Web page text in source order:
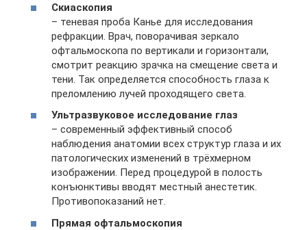
Скиаскопия
– теневая проба Канье для исследования
рефракции. Врач, поворачивая зеркало
офтальмоскопа по вертикали и горизонтали,
смотрит реакцию зрачка на смещение света и
тени. Так определяется способность глаза к
преломлению лучей проходящего света.
Ультразвуковое исследование глаз
– современный эффективный способ
наблюдения анатомии всех структур глаза и их
патологических изменений в трёхмерном
изображении. Перед процедурой в полость
конъюнктивы вводят местный анестетик.
Противопоказаний нет.
Прямая офтальмоскопия